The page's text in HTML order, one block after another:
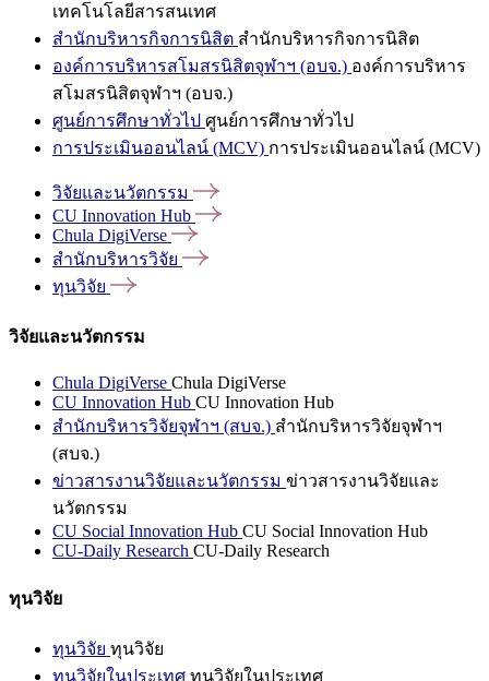
เทคโนโลยีสารสนเทศ
สำนักบริหารกิจการนิสิต สำนักบริหารกิจการนิสิต
องค์การบริหารสโมสรนิสิตจุฬาฯ (อบจ.) องค์การบริหาร
สโมสรนิสิตจุฬาฯ (อบจ.)
ศูนย์การศึกษาทั่วไป ศูนย์การศึกษาทั่วไป
การประเมินออนไลน์ (MCV) การประเมินออนไลน์ (MCV)
วิจัยและนวัตกรรม
CU Innovation Hub
Chula DigiVerse
สำนักบริหารวิจัย
ทุนวิจัย
วิจัยและนวัตกรรม
Chula DigiVerse Chula DigiVerse
CU Innovation Hub CU Innovation Hub
สำนักบริหารวิจัยจุฬาฯ (สบจ.) สำนักบริหารวิจัยจุฬาฯ
(สบจ.)
ข่าวสารงานวิจัยและนวัตกรรม ข่าวสารงานวิจัยและ
นวัตกรรม
CU Social Innovation Hub CU Social Innovation Hub
CU-Daily Research CU-Daily Research
ทุนวิจัย
ทุนวิจัย ทุนวิจัย
ทุนวิจัยในประเทศ ทุนวิจัยในประเทศ